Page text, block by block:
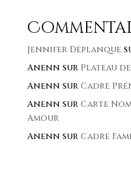
Jennifer Deplanque
Anenn sur Plateau
Anenn sur Cadre
Anenn sur Carte
Amour
Anenn sur Cadre